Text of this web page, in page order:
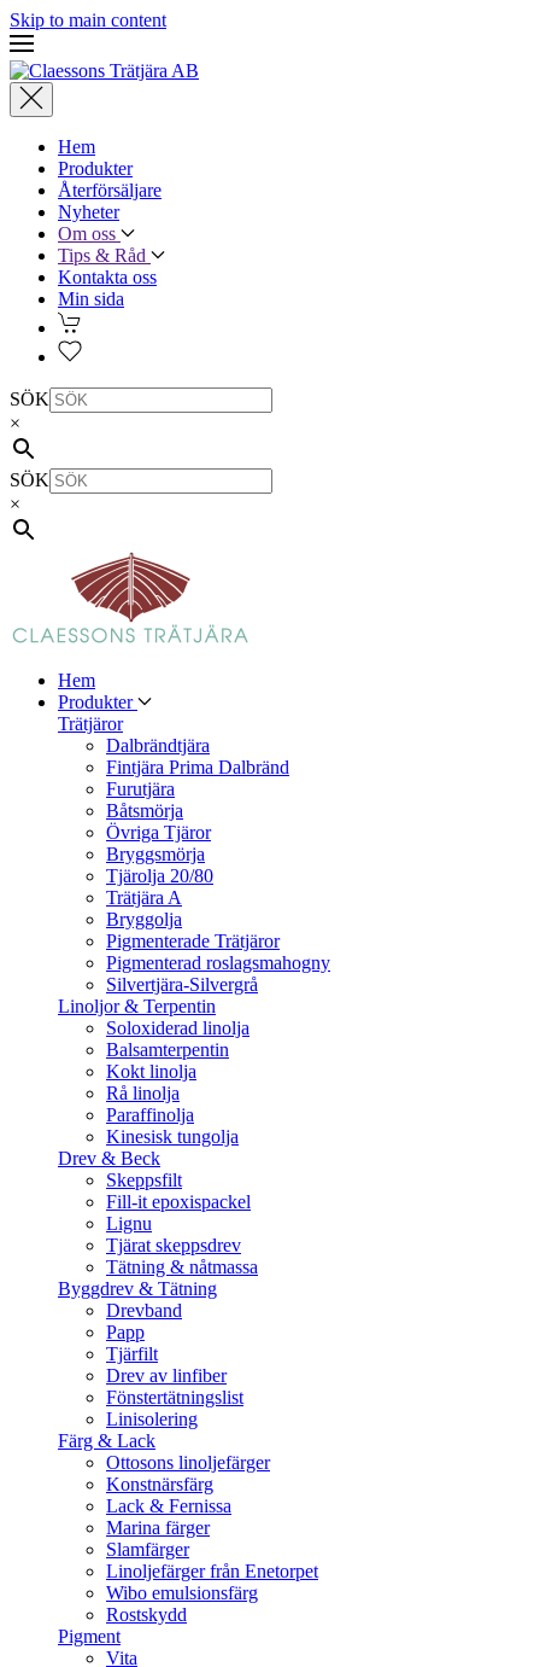
Skip to main content
Hem
Produkter
Återförsäljare
Nyheter
Om oss
Tips & Råd
Kontakta oss
Min sida
SÖK
×
SÖK
×
Hem
Produkter
Trätjäror
Dalbrändtjära
Fintjära Prima Dalbränd
Furutjära
Båtsmörja
Övriga Tjäror
Bryggsmörja
Tjärolja 20/80
Trätjära A
Bryggolja
Pigmenterade Trätjäror
Pigmenterad roslagsmahogny
Silvertjära-Silvergrå
Linoljor & Terpentin
Soloxiderad linolja
Balsamterpentin
Kokt linolja
Rå linolja
Paraffinolja
Kinesisk tungolja
Drev & Beck
Skeppsfilt
Fill-it epoxispackel
Lignu
Tjärat skeppsdrev
Tätning & nåtmassa
Byggdrev & Tätning
Drevband
Papp
Tjärfilt
Drev av linfiber
Fönstertätningslist
Linisolering
Färg & Lack
Ottosons linoljefärger
Konstnärsfärg
Lack & Fernissa
Marina färger
Slamfärger
Linoljefärger från Enetorpet
Wibo emulsionsfärg
Rostskydd
Pigment
Vita